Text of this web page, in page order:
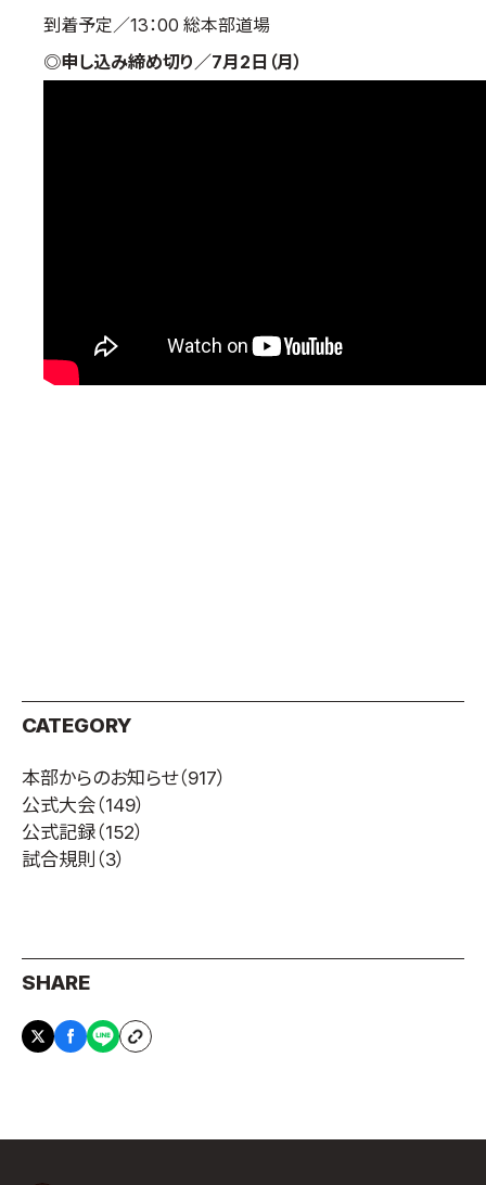
一般の部・壮年部の方
会員制度
Language
日本語
到着予定／13：00 総本部道場
◎申し込み締め切り／7月2日（月）
CATEGORY
本部からのお知らせ（917）
公式大会（149）
公式記録（152）
試合規則 （3）
SHARE